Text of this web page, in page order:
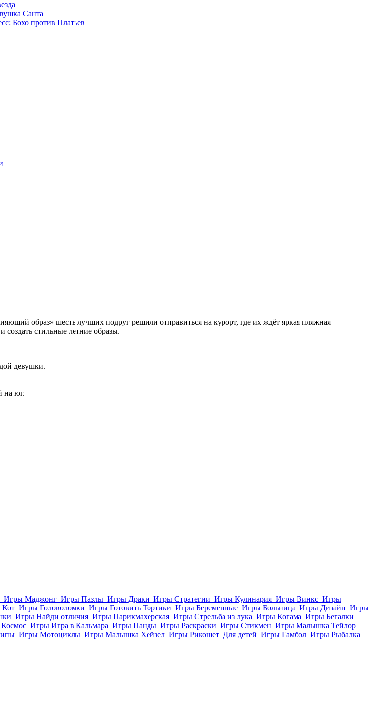
Санта
Бохо против Платьев
образ» шесть лучших подруг решили отправиться на курорт, где их ждёт яркая пляжная
стильные летние образы.
девушки.
на юг.
Игры Маджонг Игры Пазлы Игры Драки Игры Стратегии Игры Кулинария Игры Винкс Игры
Кот Игры Головоломки Игры Готовить Тортики Игры Беременные Игры Больница Игры Дизайн Игры
Игры Найди отличия Игры Парикмахерская Игры Стрельба из лука Игры Когама Игры Бегалки
Игры Игра в Кальмара Игры Панды Игры Раскраски Игры Стикмен Игры Малышка Тейлор
Игры Мотоциклы Игры Малышка Хейзел Игры Рикошет Для детей Игры Гамбол Игры Рыбалка